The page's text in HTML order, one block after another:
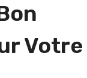
Votre